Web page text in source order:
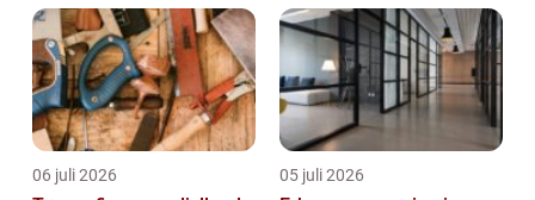
06 juli 2026 05 juli 2026